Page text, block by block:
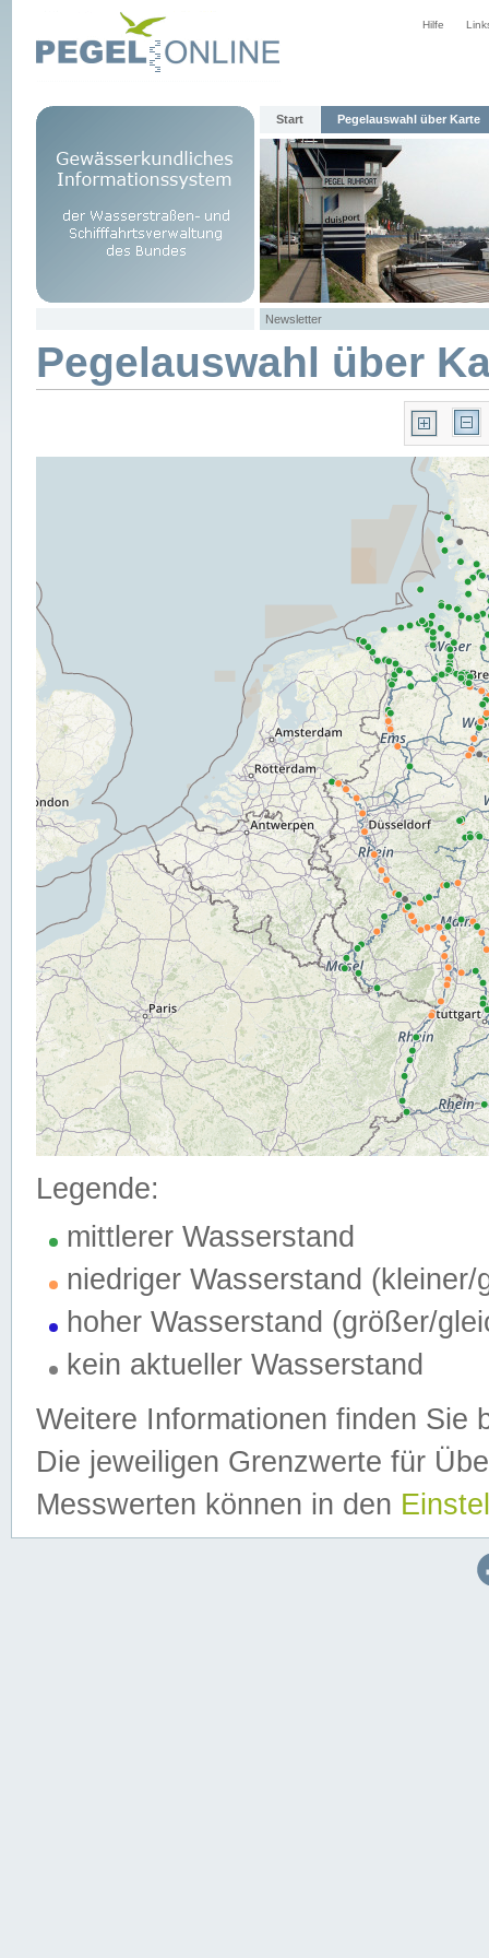
Hilfe
Start Pegelauswahl über Karte
Newsletter
Pegelauswahl über
Legende:
mittlerer Wasserstand
niedriger Wasserstand (kleiner/
hoher Wasserstand (größer/
kein aktueller Wasserstand
Weitere Informationen finden Sie
Die jeweiligen Grenzwerte für
Messwerten können in den